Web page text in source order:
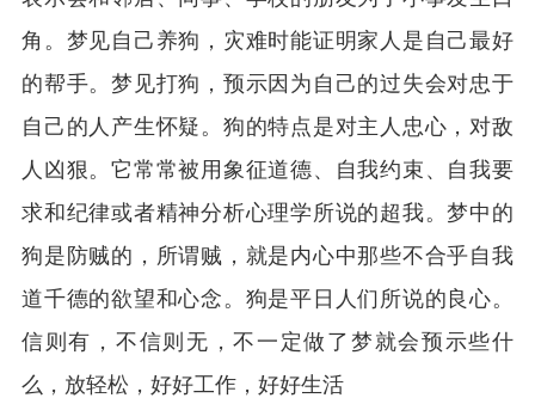
角。梦见自己养狗，灾难时能证明家人是自己最好
的帮手。梦见打狗，预示因为自己的过失会对忠于
自己的人产生怀疑。狗的特点是对主人忠心，对敌
人凶狠。它常常被用象征道德、自我约束、自我要
求和纪律或者精神分析心理学所说的超我。梦中的
狗是防贼的，所谓贼，就是内心中那些不合乎自我
道千德的欲望和心念。狗是平日人们所说的良心。
信则有，不信则无，不一定做了梦就会预示些什
么，放轻松，好好工作，好好生活